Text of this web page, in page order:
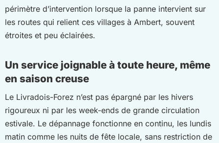
périmètre d’intervention lorsque la panne intervient sur
les routes qui relient ces villages à Ambert, souvent
étroites et peu éclairées.
Un service joignable à toute heure, même
en saison creuse
Le Livradois-Forez n’est pas épargné par les hivers
rigoureux ni par les week-ends de grande circulation
estivale. Le dépannage fonctionne en continu, les lundis
matin comme les nuits de fête locale, sans restriction de